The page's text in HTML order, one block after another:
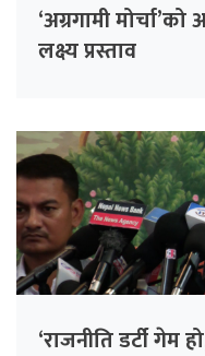
‘अग्रगामी
लक्ष्य प्रस्ताव
‘राजनीति डर्टी गेम